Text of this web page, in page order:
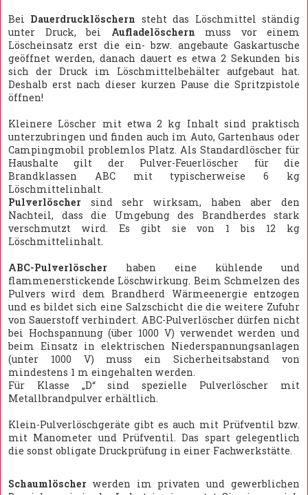
Bei Dauerdrucklöschern steht das Löschmittel ständig
unter Druck, bei Aufladelöschern muss vor einem
Löscheinsatz erst die ein- bzw. angebaute Gaskartusche
geöffnet werden, danach dauert es etwa 2 Sekunden bis
sich der Druck im Löschmittelbehälter aufgebaut hat.
Deshalb erst nach dieser kurzen Pause die Spritzpistole
öffnen!
Kleinere Löscher mit etwa 2 kg Inhalt sind praktisch
unterzubringen und finden auch im Auto, Gartenhaus oder
Campingmobil problemlos Platz. Als Standardlöscher für
Haushalte gilt der Pulver-Feuerlöscher für die
Brandklassen ABC mit typischerweise 6 kg
Löschmittelinhalt.
Pulverlöscher sind sehr wirksam, haben aber den
Nachteil, dass die Umgebung des Brandherdes stark
verschmutzt wird. Es gibt sie von 1 bis 12 kg
Löschmittelinhalt.
ABC-Pulverlöscher haben eine kühlende und
flammenerstickende Löschwirkung. Beim Schmelzen des
Pulvers wird dem Brandherd Wärmeenergie entzogen
und es bildet sich eine Salzschicht die die weitere Zufuhr
von Sauerstoff verhindert. ABC-Pulverlöscher dürfen nicht
bei Hochspannung (über 1000 V) verwendet werden und
beim Einsatz in elektrischen Niederspannungsanlagen
(unter 1000 V) muss ein Sicherheitsabstand von
mindestens 1 m eingehalten werden.
Für Klasse „D“ sind spezielle Pulverlöscher mit
Metallbrandpulver erhältlich.
Klein-Pulverlöschgeräte gibt es auch mit Prüfventil bzw.
mit Manometer und Prüfventil. Das spart gelegentlich
die sonst obligate Druckprüfung in einer Fachwerkstätte.
Schaumlöscher werden im privaten und gewerblichen